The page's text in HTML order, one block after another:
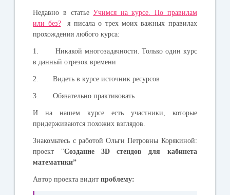
Недавно в статьеУчимся на курсе. По правилам
или без?я писала о трех моих важных правилах
прохождения любого курса:
1. Никакой многозадачности Только один курс
в данный отрезок времени
2. Видеть в курсе источник ресурсов
3. Обязательно практиковать
И на нашем курсе есть участники, которые
придерживаются похожих взглядов.
Знакомьтесь с работойОльги Петровны Корякиной:
проект "Создание 3D стендов для кабинета
математики”
Автор проекта видитпроблему: